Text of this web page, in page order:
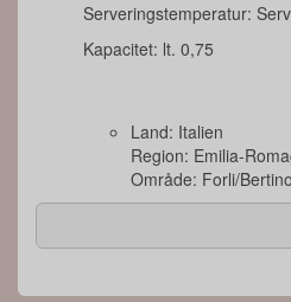
Serveringstemperatur:
Kapacitet: lt. 0,75
Land: Italien
Region: Emilia-
Område: Forli/